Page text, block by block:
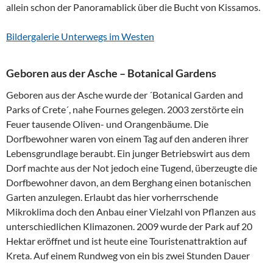
allein schon der Panoramablick über die Bucht von Kissamos.
Bildergalerie Unterwegs im Westen
Geboren aus der Asche – Botanical Gardens
Geboren aus der Asche wurde der ´Botanical Garden and
Parks of Crete´, nahe Fournes gelegen. 2003 zerstörte ein
Feuer tausende Oliven- und Orangenbäume. Die
Dorfbewohner waren von einem Tag auf den anderen ihrer
Lebensgrundlage beraubt. Ein junger Betriebswirt aus dem
Dorf machte aus der Not jedoch eine Tugend, überzeugte die
Dorfbewohner davon, an dem Berghang einen botanischen
Garten anzulegen. Erlaubt das hier vorherrschende
Mikroklima doch den Anbau einer Vielzahl von Pflanzen aus
unterschiedlichen Klimazonen. 2009 wurde der Park auf 20
Hektar eröffnet und ist heute eine Touristenattraktion auf
Kreta. Auf einem Rundweg von ein bis zwei Stunden Dauer